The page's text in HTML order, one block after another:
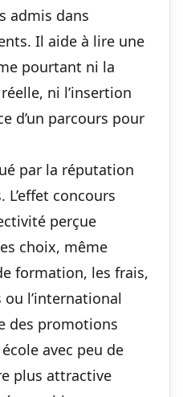
admis dans
Il aide à lire une
pourtant ni la
ni l’insertion
d’un parcours pour
par la réputation
concours
perçue
choix, même
formation, les frais,
l’international
des promotions
avec peu de
plus attractive